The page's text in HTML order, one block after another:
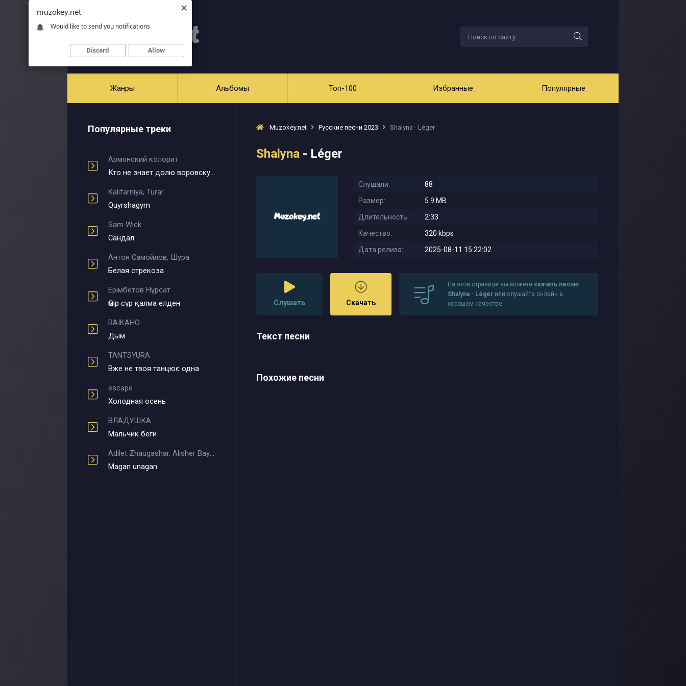
Жанры Альбомы Топ-100 Избранные Популярные
Популярные треки
Армянский колорит
Кто не знает долю воровскую
Kalifarniya, Turar
Quyrshagym
Sam Wick
Сандал
Антон Самойлов, Шура
Белая стрекоза
Ерімбетов Нұрсат
Өмір сүр қалма елден
RAIKAHO
Дым
TANTSYURA
Вже не твоя танцює одна
escape
Холодная осень
ВЛАДУШКА
Мальчик беги
Adilet Zhaugashar, Alisher Bayniyazov
Magan unagan
Muzokey.net Русские песни 2023 Shalyna - Léger
Shalyna - Léger
Слушали:
88
Размер:
5.9 MB
Длительность:
2:33
Качество:
320 kbps
Дата релиза:
2025-08-11 15:22:02
Слушать Скачать
На этой странице вы можете скачать песню
Shalyna - Léger или слушайте онлайн в
хорошем качестве
Текст песни
Похожие песни
muzokey.net
Would like to send you notifications
Discard Allow